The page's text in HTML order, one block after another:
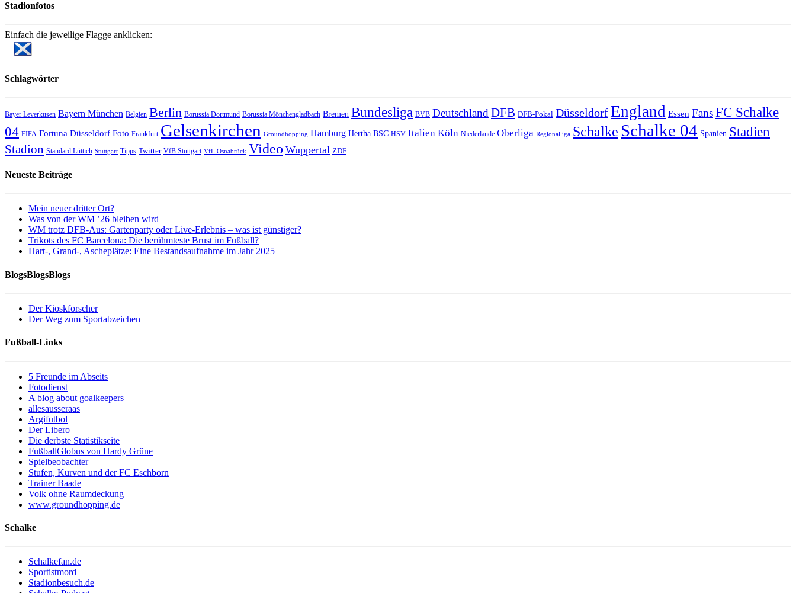
Stadionfotos
Einfach die jeweilige Flagge anklicken:
Schlagwörter
Bayer Leverkusen Bayern München Belgien Berlin Borussia Dortmund Borussia Mönchengladbach Bremen Bundesliga BVB Deutschland DFB DFB-Pokal DüsseldorfEngland Essen FansFC Schalke
04 FIFA Fortuna Düsseldorf Foto Frankfurt Gelsenkirchen Groundhopping Hamburg Hertha BSC HSV Italien Köln Niederlande Oberliga Regionalliga Schalke Schalke 04 Spanien Stadien
Stadion Standard Lüttich Stuttgart Tipps Twitter VfB Stuttgart VfL Osnabrück Video Wuppertal ZDF
Neueste Beiträge
Mein neuer dritter Ort?
Was von der WM ’26 bleiben wird
WM trotz DFB-Aus: Gartenparty oder Live-Erlebnis – was ist günstiger?
Trikots des FC Barcelona: Die berühmteste Brust im Fußball?
Hart-, Grand-, Ascheplätze: Eine Bestandsaufnahme im Jahr 2025
BlogsBlogsBlogs
Der Kioskforscher
Der Weg zum Sportabzeichen
Fußball-Links
5 Freunde im Abseits
Fotodienst
A blog about goalkeepers
allesausseraas
Argifutbol
Der Libero
Die derbste Statistikseite
FußballGlobus von Hardy Grüne
Spielbeobachter
Stufen, Kurven und der FC Eschborn
Trainer Baade
Volk ohne Raumdeckung
www.groundhopping.de
Schalke
Schalkefan.de
Sportistmord
Stadionbesuch.de